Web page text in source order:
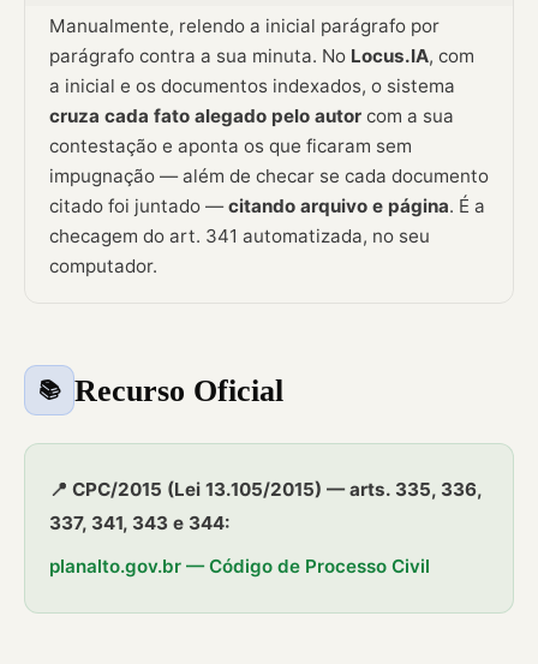
Manualmente, relendo a inicial parágrafo por
parágrafo contra a sua minuta. No Locus.IA, com
a inicial e os documentos indexados, o sistema
cruza cada fato alegado pelo autor com a sua
contestação e aponta os que ficaram sem
impugnação — além de checar se cada documento
citado foi juntado —citando arquivo e página. É a
checagem do art. 341 automatizada, no seu
computador.
📚 Recurso Oficial
📍 CPC/2015 (Lei 13.105/2015) — arts. 335, 336,
337, 341, 343 e 344:
planalto.gov.br — Código de Processo Civil